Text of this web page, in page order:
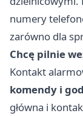
numery
zarówno dla
Chcę pilnie
Kontakt
komendy i
główna i